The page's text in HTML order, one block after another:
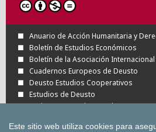
Anuario de Acción Humanitaria y
Boletín de Estudios Económicos
Boletín de la Asociación
Cuadernos Europeos de Deusto
Deusto Estudios Cooperativos
Estudios de Deusto
Revista Deusto de Derechos
Este sitio web utiliza cookies para